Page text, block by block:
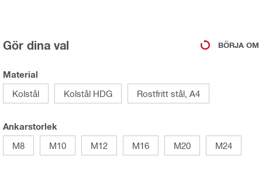
Gör dina val BÖRJA OM
Material
Kolstål
Kolstål HDG Rostfritt stål, A4
Ankarstorlek
M8
M10 M12 M16 M20 M24